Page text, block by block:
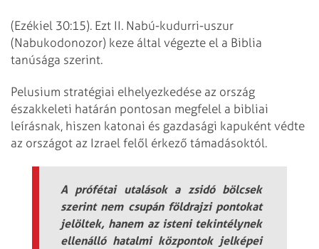
(Ezékiel 30:15). Ezt II. Nabú-kudurri-uszur
(Nabukodonozor) keze által végezte el a Biblia
tanúsága szerint.
Pelusium stratégiai elhelyezkedése az ország
északkeleti határán pontosan megfelel a bibliai
leírásnak, hiszen katonai és gazdasági kapuként védte
az országot az Izrael felől érkező támadásoktól.
A prófétai utalások a zsidó bölcsek
szerint nem csupán földrajzi pontokat
jelöltek, hanem az isteni tekintélynek
ellenálló hatalmi központok jelképei